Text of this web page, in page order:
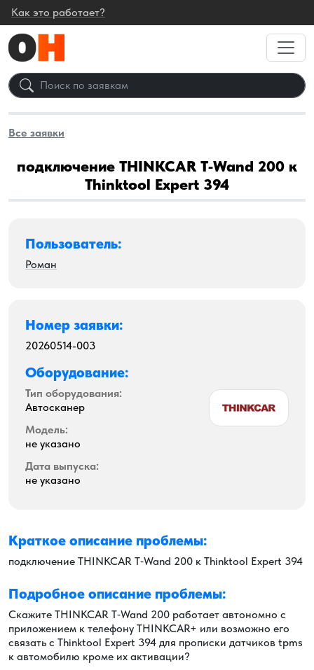
Как это работает?
Все заявки
подключение THINKCAR T‑Wand 200 к
Thinktool Expert 394
Пользователь:
Роман
Номер заявки:
20260514-003
Оборудование:
Тип оборудования:
Автосканер
Модель:
не указано
Дата выпуска:
не указано
Краткое описание проблемы:
подключение THINKCAR T‑Wand 200 к Thinktool Expert 394
Подробное описание проблемы:
Скажите THINKCAR T‑Wand 200 работает автономно с
приложением к телефону THINKCAR+ или возможно его
связать с Thinktool Expert 394 для прописки датчиков tpms
к автомобилю кроме их активации?